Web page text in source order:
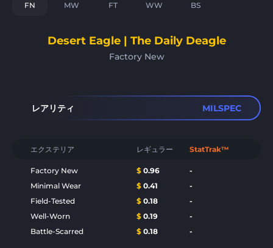
FN MW FT WW BS
Desert Eagle | The Daily Deagle
Factory New
レアリティ MILSPEC
エクステリア レギュラー StatTrak™
Factory New $ 0.96
-
Minimal Wear
$ 0.41
-
Field-Tested
$ 0.18
-
Well-Worn
$ 0.19
-
Battle-Scarred
$ 0.18 -